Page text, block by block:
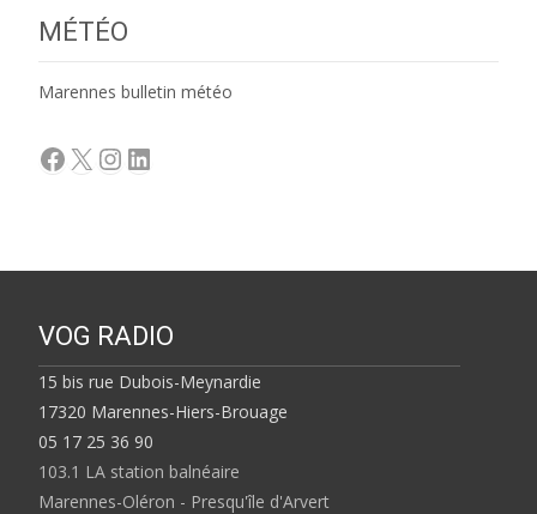
MÉTÉO
Marennes bulletin météo
Facebook
X Instagram
LinkedIn
VOG RADIO
15 bis rue Dubois-Meynardie
17320 Marennes-Hiers-Brouage
05 17 25 36 90
103.1 LA station balnéaire
Marennes-Oléron - Presqu'île d'Arvert